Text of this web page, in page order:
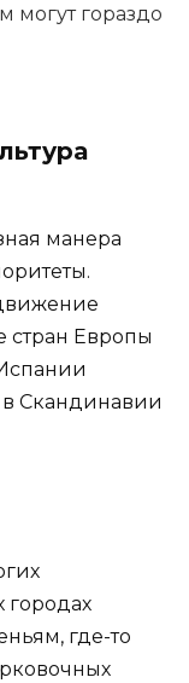
могут гораздо
манера
стран Европы
в Скандинавии
городах
где-то